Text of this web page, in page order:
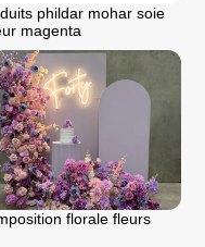
phildar mohar soie
magenta
florale fleurs